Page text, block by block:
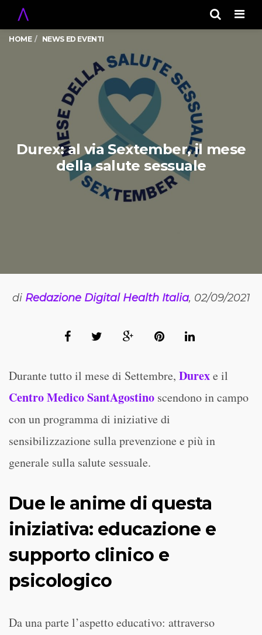
HOME NEWS ED EVENTI
Durex: al via Sextember, il mese
della salute sessuale
di Redazione Digital Health Italia, 02/09/2021
Durante tutto il mese di Settembre, Durexe il
Centro Medico SantAgostino scendono in campo
con un programma di iniziative di
sensibilizzazione sulla prevenzione e più in
generale sulla salute sessuale.
Due le anime di questa
iniziativa: educazione e
supporto clinico e
psicologico
Da una parte l’aspetto educativo: attraverso